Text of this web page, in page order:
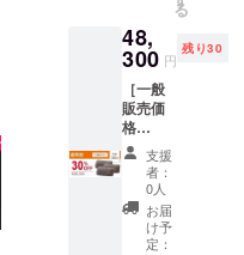
さい。
てお使
いくだ
さい。
本製品
は
『5V2A
』で使
用する
製品と
なりま
す為、
使用前
期が遅
れる場
合があ
りま
す。 ※
本リ
ターン
にモバ
イル
バッテ
リーは
含まれ
る
48,
300 円
残り30
［一般
販売価
格
69,000
円の
30%OF
F］ ※ご
注文状
況、使
支援
者：
0人
お届
け予
定：